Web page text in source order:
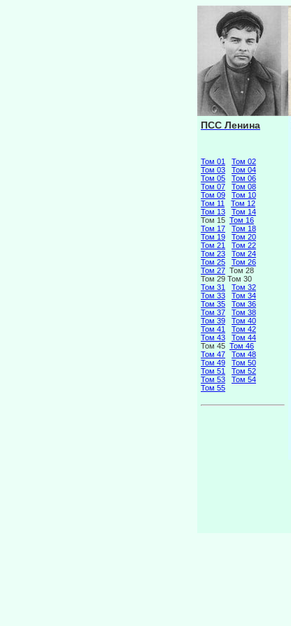
ПСС Ленина
Том 01
Том 02
Том 03
Том 04
Том 05
Том 06
Том 07
Том 08
Том 09
Том 10
Том 11
Том 12
Том 13
Том 14
Том 15 Том 16
Том 17
Том 18
Том 19
Том 20
Том 21
Том 22
Том 23
Том 24
Том 25
Том 26
Том 27 Том 28
Том 29 Том 30
Том 31
Том 32
Том 33
Том 34
Том 35
Том 36
Том 37
Том 38
Том 39
Том 40
Том 41
Том 42
Том 43
Том 44
Том 45 Том 46
Том 47
Том 48
Том 49
Том 50
Том 51
Том 52
Том 53
Том 54
Том 55